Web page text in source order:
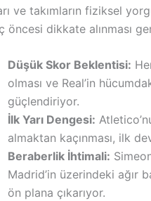
ve takımların fiziksel
öncesi dikkate alınması
Düşük Skor Beklentisi:
olması ve Real’in
güçlendiriyor.
İlk Yarı Dengesi:
almaktan kaçınması, ilk
Beraberlik İhtimali:
Madrid’in üzerindeki ağır
ön plana çıkarıyor.